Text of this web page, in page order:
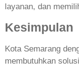
layanan, dan
Kesimpulan
Kota Semarang
membutuhkan